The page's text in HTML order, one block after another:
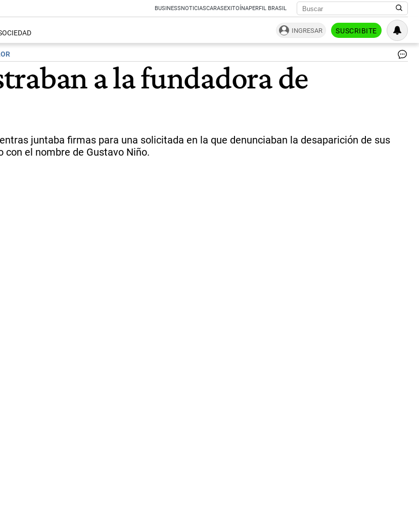
BUSINESSNOTICIASCARASEXITOÍNAPERFIL BRASIL
INGRESAR SUSCRIBITE
a la fundadora de
juntaba firmas para una solicitada en la que denunciaban la desaparición de sus
el nombre de Gustavo Niño.